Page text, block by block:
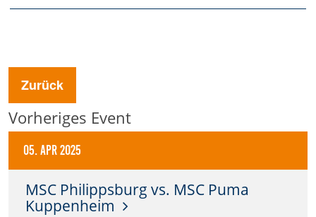
Zurück
Vorheriges Event
05. Apr 2025
MSC Philippsburg vs. MSC Puma
Kuppenheim
richtig funktionieren.
Name:
gw-cookie-bgimage
Anbieter:
DMSB